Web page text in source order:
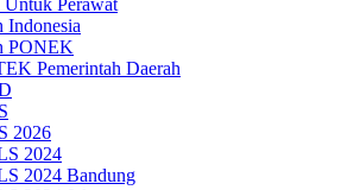
Indonesia
PONEK
Pemerintah Daerah
2026
2024
2024 Bandung